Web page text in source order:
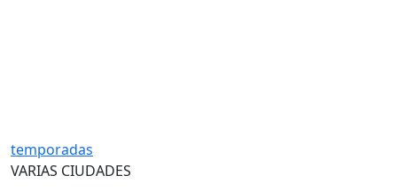
temporadas
VARIAS CIUDADES